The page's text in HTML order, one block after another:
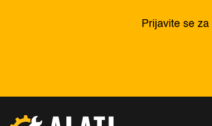
Prijavite se